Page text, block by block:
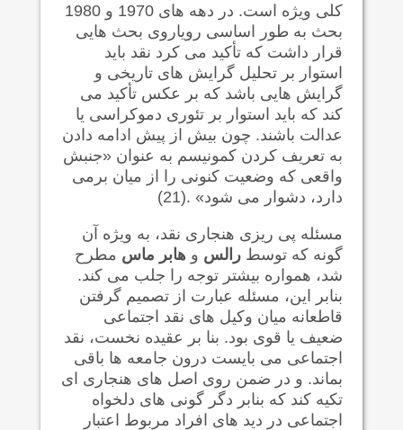
کلی ویژه است. در دهه های 1970 و 1980
بحث به طور اساسی رویاروی بحث هایی
قرار داشت که تأکید می کرد نقد باید
استوار بر تحلیل گرایش های تاریخی و
گرایش هایی باشد که بر عکس تأکید می
کند که باید استوار بر تئوری دموکراسی یا
عدالت باشند. چون بیش از پیش ادامه دادن
به تعریف کردن کمونیسم به عنوان «جنبش
واقعی که وضعیت کنونی را از میان برمی
دارد، دشوار می شود» .(21)
مسئله پی ریزی هنجاری نقد، به ویژه آن
گونه که توسطرالس و هابر ماس مطرح
شد، همواره بیشتر توجه را جلب می کند.
بنابر این، مسئله عبارت از تصمیم گرفتن
قاطعانه میان وکیل های نقد اجتماعی
ضعیف یا قوی بود. بنا بر عقیده نخست، نقد
اجتماعی می بایست درون جامعه ها باقی
بماند. و در ضمن روی اصل های هنجاری ای
تکیه کند که بنابر دگر گونی های دلخواه
اجتماعی در دید های افراد مربوط اعتبار